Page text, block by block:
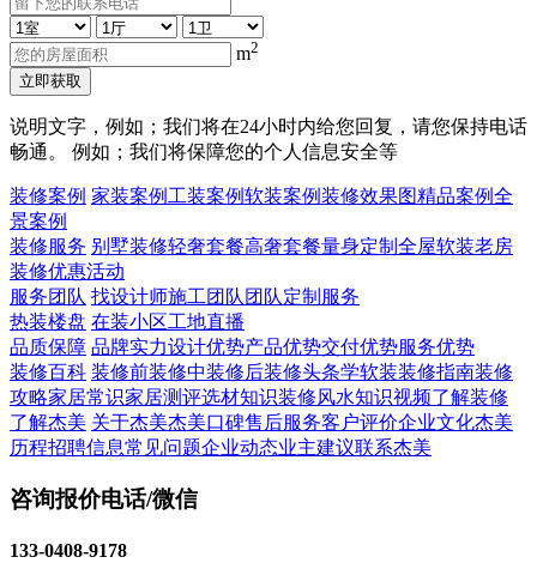
m2
立即获取
说明文字，例如；我们将在24小时内给您回复，请您保持电话
畅通。 例如；我们将保障您的个人信息安全等
装修案例 家装案例 工装案例软装案例装修效果图精品案例全
景案例
装修服务 别墅装修轻奢套餐高奢套餐量身定制 全屋软装老房
装修优惠活动
服务团队 找设计师施工团队 团队定制服务
热装楼盘 在装小区工地直播
品质保障 品牌实力设计优势产品优势交付优势服务优势
装修百科 装修前装修中装修后装修头条学软装装修指南装修
攻略家居常识家居测评选材知识装修风水知识视频了解装修
了解杰美 关于杰美杰美口碑售后服务客户评价企业文化杰美
历程招聘信息常见问题企业动态业主建议联系杰美
咨询报价电话/微信
133-0408-9178